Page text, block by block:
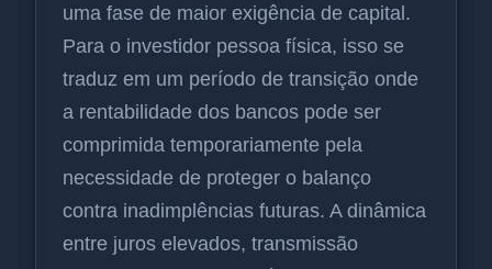
uma fase de maior exigência de capital.
Para o investidor pessoa física, isso se
traduz em um período de transição onde
a rentabilidade dos bancos pode ser
comprimida temporariamente pela
necessidade de proteger o balanço
contra inadimplências futuras. A dinâmica
entre juros elevados, transmissão